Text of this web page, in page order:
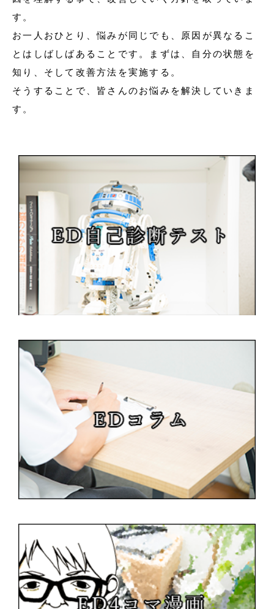
す。
お一人おひとり、悩みが同じでも、原因が異なるこ
とはしばしばあることです。まずは、自分の状態を
知り、そして改善方法を実施する。
そうすることで、皆さんのお悩みを解決していきま
す。